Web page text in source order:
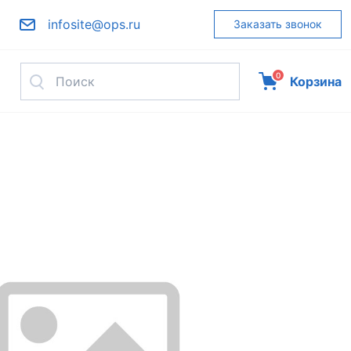
infosite@ops.ru Заказать звонок
0 Корзина